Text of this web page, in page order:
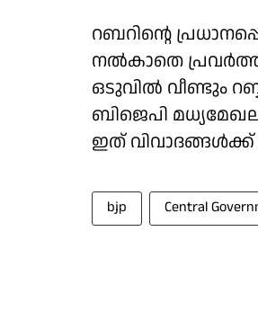
റബറിൻ്റെ
നൽകാതെ
ഒടുവിൽ വീണ്ടും
ബിജെപി
ഇത് വിവാദങ്ങൾക്ക്
bjp Central